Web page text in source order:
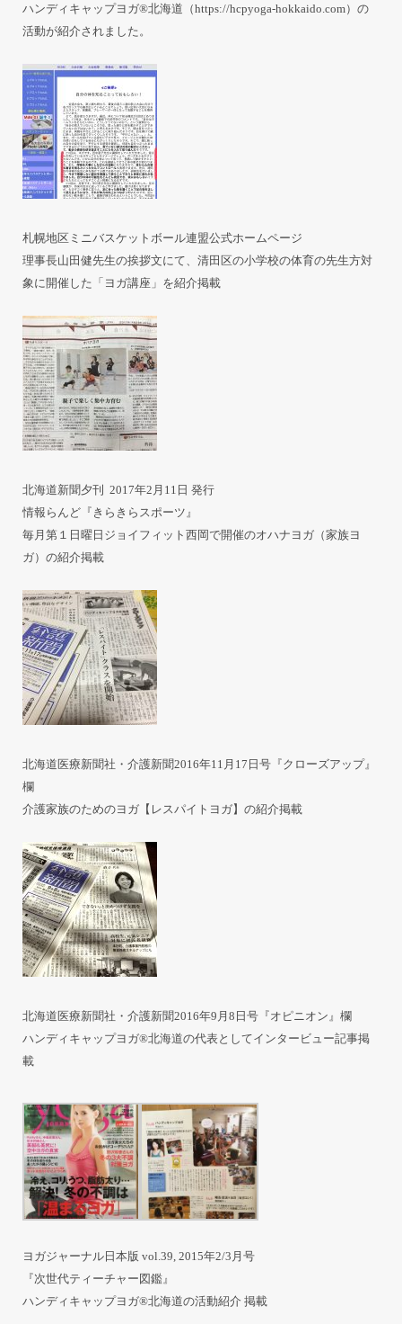
ハンディキャップヨガ®北海道（https://hcpyoga-hokkaido.com）の
活動が紹介されました。
札幌地区ミニバスケットボール連盟公式ホームページ
理事長山田健先生の挨拶文にて、清田区の小学校の体育の先生方対
象に開催した「ヨガ講座」を紹介掲載
北海道新聞夕刊 2017年2月11日 発行
情報らんど『きらきらスポーツ』
毎月第１日曜日ジョイフィット西岡で開催のオハナヨガ（家族ヨ
ガ）の紹介掲載
北海道医療新聞社・介護新聞2016年11月17日号『クローズアップ』
欄
介護家族のためのヨガ【レスパイトヨガ】の紹介掲載
北海道医療新聞社・介護新聞2016年9月8日号『オピニオン』欄
ハンディキャップヨガ®北海道の代表としてインタービュー記事掲
載
ヨガジャーナル日本版 vol.39, 2015年2/3月号
『次世代ティーチャー図鑑』
ハンディキャップヨガ®北海道の活動紹介 掲載